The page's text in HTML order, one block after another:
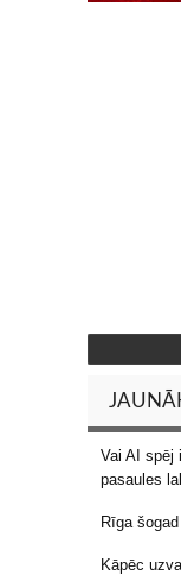
Vai AI spēj
pasaules
Rīga
Kāpēc